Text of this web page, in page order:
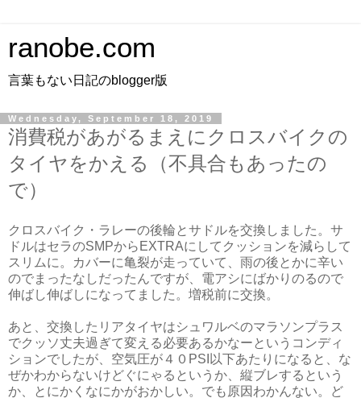
ranobe.com
言葉もない日記のblogger版
Wednesday, September 18, 2019
消費税があがるまえにクロスバイクの
タイヤをかえる（不具合もあったの
で）
クロスバイク・ラレーの後輪とサドルを交換しました。サ
ドルはセラのSMPからEXTRAにしてクッションを減らして
スリムに。カバーに亀裂が走っていて、雨の後とかに辛い
のでまったなしだったんですが、電アシにばかりのるので
伸ばし伸ばしになってました。増税前に交換。
あと、交換したリアタイヤはシュワルベのマラソンプラス
でクッソ丈夫過ぎて変える必要あるかなーというコンディ
ションでしたが、空気圧が４０PSI以下あたりになると、な
ぜかわからないけどぐにゃるというか、縦ブレするという
か、とにかくなにかがおかしい。でも原因わかんない。ど